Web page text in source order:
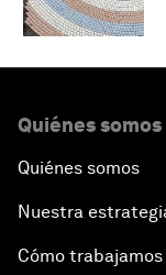
Quiénes somos
Quiénes somos
Nuestra
Cómo trabajamos